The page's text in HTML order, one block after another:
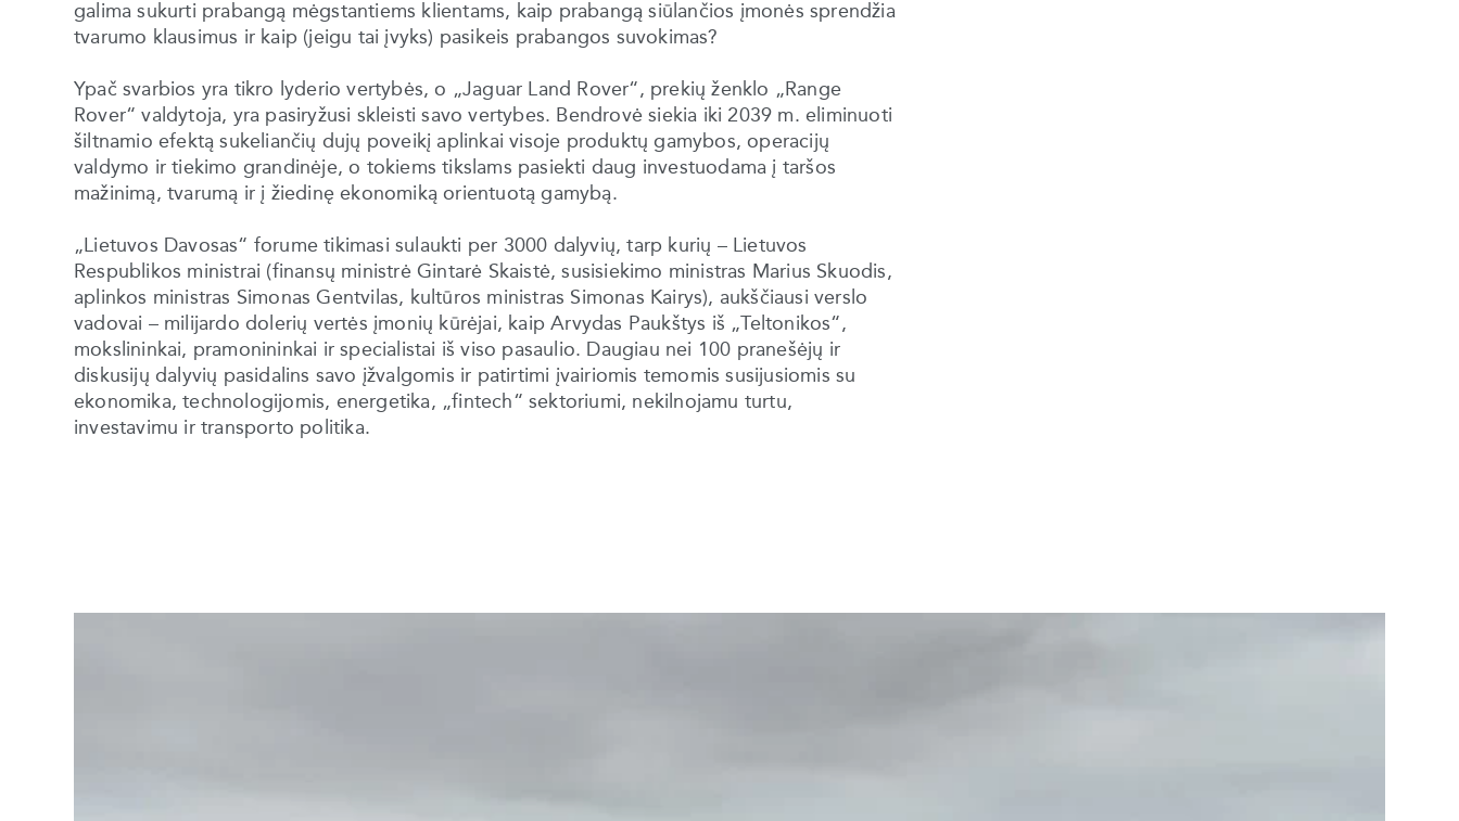
galima sukurti prabangą mėgstantiems klientams, kaip prabangą siūlančios įmonės sprendžia
tvarumo klausimus ir kaip (jeigu tai įvyks) pasikeis prabangos suvokimas?
Ypač svarbios yra tikro lyderio vertybės, o „Jaguar Land Rover“, prekių ženklo „Range
Rover“ valdytoja, yra pasiryžusi skleisti savo vertybes. Bendrovė siekia iki 2039 m. eliminuoti
šiltnamio efektą sukeliančių dujų poveikį aplinkai visoje produktų gamybos, operacijų
valdymo ir tiekimo grandinėje, o tokiems tikslams pasiekti daug investuodama į taršos
mažinimą, tvarumą ir į žiedinę ekonomiką orientuotą gamybą.
„Lietuvos Davosas“ forume tikimasi sulaukti per 3000 dalyvių, tarp kurių – Lietuvos
Respublikos ministrai (finansų ministrė Gintarė Skaistė, susisiekimo ministras Marius Skuodis,
aplinkos ministras Simonas Gentvilas, kultūros ministras Simonas Kairys), aukščiausi verslo
vadovai – milijardo dolerių vertės įmonių kūrėjai, kaip Arvydas Paukštys iš „Teltonikos“,
mokslininkai, pramonininkai ir specialistai iš viso pasaulio. Daugiau nei 100 pranešėjų ir
diskusijų dalyvių pasidalins savo įžvalgomis ir patirtimi įvairiomis temomis susijusiomis su
ekonomika, technologijomis, energetika, „fintech“ sektoriumi, nekilnojamu turtu,
investavimu ir transporto politika.